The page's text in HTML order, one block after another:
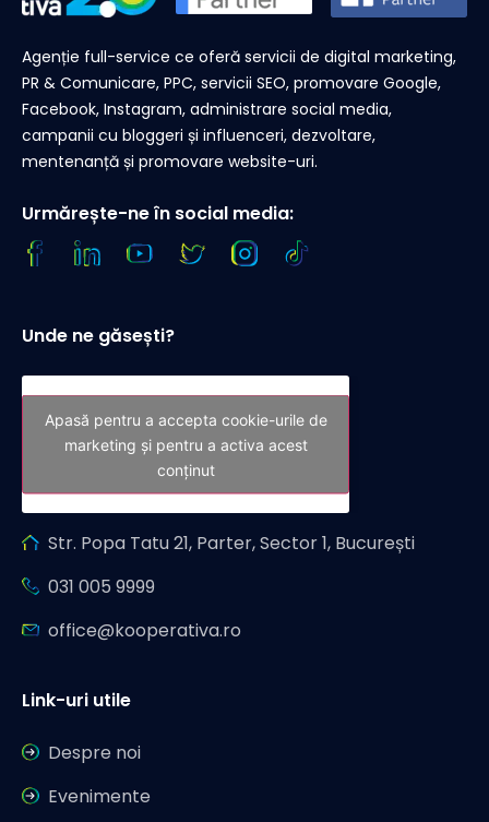
Agenție full-service ce oferă servicii de digital marketing,
PR & Comunicare, PPC, servicii SEO, promovare Google,
Facebook, Instagram, administrare social media,
campanii cu bloggeri și influenceri, dezvoltare,
mentenanță și promovare website-uri.
Urmărește-ne în social media:
Link-uri utile
Despre noi
Evenimente
Unde ne găsești?
Apasă pentru a accepta cookie-urile de
marketing și pentru a activa acest
conținut
Str. Popa Tatu 21, Parter, Sector 1, București
031 005 9999
office@kooperativa.ro